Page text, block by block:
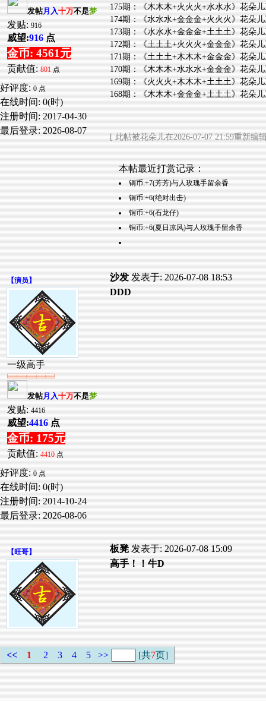
发帖月入十万不是梦
发贴: 916
威望:916 点
金币: 4561元
贡献值: 801 点
好评度: 0 点
在线时间: 0(时)
注册时间: 2017-04-30
最后登录: 2026-08-07
175期：《木木木+火火火+水水水》花朵
174期：《水水水+金金金+火火火》花朵
173期：《水水水+金金金+土土土》花朵
172期：《土土土+火火火+金金金》花朵
171期：《土土土+木木木+金金金》花朵
170期：《木木木+水水水+金金金》花朵
169期：《火火火+木木木+土土土》花朵
168期：《木木木+金金金+土土土》花朵
[ 此帖被花朵儿在2026-07-07 21:59重新编
本帖最近打赏记录：
铜币:+7(芳芳)与人玫瑰手留余香
铜币:+6(绝对出击)
铜币:+6(石龙仔)
铜币:+6(夏日凉风)与人玫瑰手留余香
【演员】
一级高手
发帖月入十万不是梦
发贴: 4416
威望:4416 点
金币: 175元
贡献值: 4410 点
好评度: 0 点
在线时间: 0(时)
注册时间: 2014-10-24
最后登录: 2026-08-06
沙发 发表于: 2026-07-08 18:53
DDD
【旺哥】 板凳 发表于: 2026-07-08 15:09
高手！！牛D
<< 1 2 3 4 5 >> [共7页]